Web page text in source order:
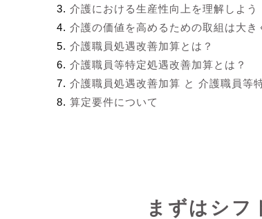
介護における生産性向上を理解しよう
介護の価値を高めるための取組は大き
介護職員処遇改善加算とは？
介護職員等特定処遇改善加算とは？
介護職員処遇改善加算 と 介護職員等
算定要件について
まずはシフ